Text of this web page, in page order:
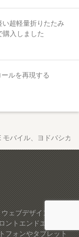
超軽量折りたたみ
購入しました
ルを再現する
モバイル、ヨドバシカ
ェブデザインやガジ
ントエンドエンジニ
フォンやタブレット